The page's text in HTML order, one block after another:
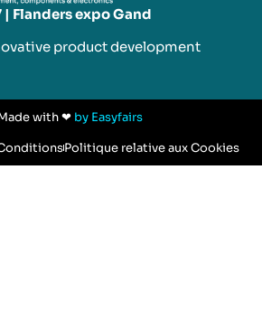
| Flanders expo Gand
product development​
with ❤ by Easyfairs
Politique relative aux Cookies